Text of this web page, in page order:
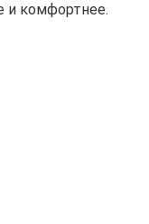
и комфортнее.